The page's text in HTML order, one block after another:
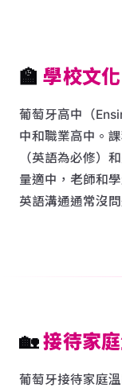
🏫學校文化
葡萄牙高中（
中和職業高中。
（英語為必修）
量適中，老師和
英語溝通通常沒問
🏡接待家
葡萄牙接待家庭